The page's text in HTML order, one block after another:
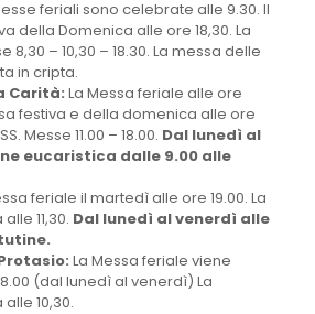
feriali sono celebrate alle 9.30. Il
della Domenica alle ore 18,30. La
8,30 – 10,30 – 18.30. La messa delle
in cripta.
Carità: La Messa feriale alle ore
festiva e della domenica alle ore
Messe 11.00 – 18.00. Dal lunedì al
eucaristica dalle 9.00 alle
feriale il martedì alle ore 19.00. La
11,30. Dal lunedì al venerdì alle
La Messa feriale viene
(dal lunedì al venerdì) La
10,30.